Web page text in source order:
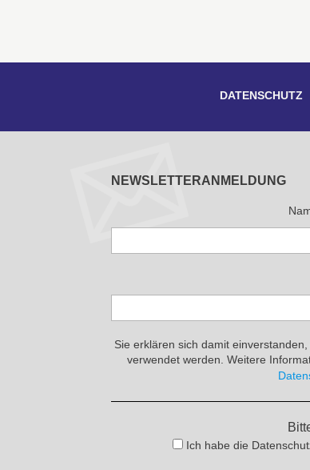
DATENSCHUTZ
NEWSLETTERANMELDUNG
Sie erklären sich damit
verwendet werden. Weitere
Ich habe die